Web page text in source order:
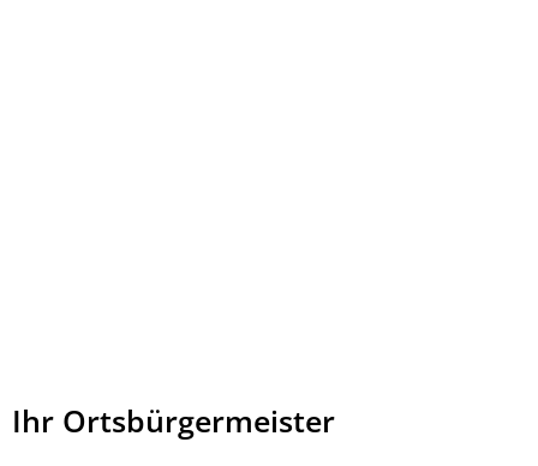
Ihr Ortsbürgermeister